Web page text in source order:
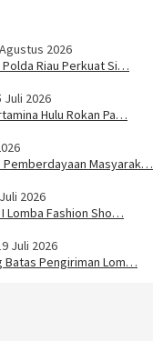
2026
Polda Riau Perkuat Si…
Juli 2026
Hulu Rokan Pa…
Masyarak…
2026
I Lomba Fashion Sho…
Juli 2026
Batas Pengiriman Lom…